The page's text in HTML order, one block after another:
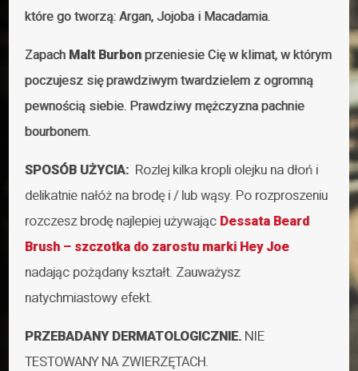
które go tworzą: Argan, Jojoba i Macadamia.
Zapach Malt Burbonprzeniesie Cię w klimat, w którym
poczujesz się prawdziwym twardzielem z ogromną
pewnością siebie. Prawdziwy mężczyzna pachnie
bourbonem.
SPOSÓB UŻYCIA: Rozlej kilka kropli olejku na dłoń i
delikatnie nałóż na brodę i / lub wąsy. Po rozproszeniu
rozczesz brodę najlepiej używając Dessata Beard
Brush – szczotka do zarostu marki Hey Joe
nadając pożądany kształt. Zauważysz
natychmiastowy efekt.
PRZEBADANY DERMATOLOGICZNIE. NIE
TESTOWANY NA ZWIERZĘTACH.